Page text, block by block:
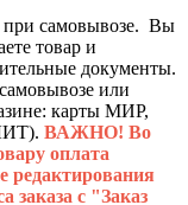
при самовывозе. Вы
товар и
документы.
или
карты МИР,
ВАЖНО! Во
оплата
редактирования
заказа с "Заказ